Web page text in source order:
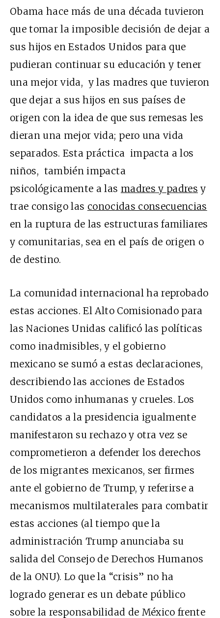
Obama hace más de una década tuvieron
que tomar la imposible decisión de dejar a
sus hijos en Estados Unidos para que
pudieran continuar su educación y tener
una mejor vida, y las madres que tuvieron
que dejar a sus hijos en sus países de
origen con la idea de que sus remesas les
dieran una mejor vida; pero una vida
separados. Esta práctica impacta a los
niños, también impacta
psicológicamente a las madres y padres y
trae consigo las conocidas consecuencias
en la ruptura de las estructuras familiares
y comunitarias, sea en el país de origen o
de destino.
La comunidad internacional ha reprobado
estas acciones. El Alto Comisionado para
las Naciones Unidas calificó las políticas
como inadmisibles, y el gobierno
mexicano se sumó a estas declaraciones,
describiendo las acciones de Estados
Unidos como inhumanas y crueles. Los
candidatos a la presidencia igualmente
manifestaron su rechazo y otra vez se
comprometieron a defender los derechos
de los migrantes mexicanos, ser firmes
ante el gobierno de Trump, y referirse a
mecanismos multilaterales para combatir
estas acciones (al tiempo que la
administración Trump anunciaba su
salida del Consejo de Derechos Humanos
de la ONU). Lo que la “crisis” no ha
logrado generar es un debate público
sobre la responsabilidad de México frente